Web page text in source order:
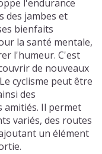
l'endurance
des jambes et
bienfaits
la santé mentale,
l'humeur. C'est
de nouveaux
cyclisme peut être
des
amitiés. Il permet
variés, des routes
un élément